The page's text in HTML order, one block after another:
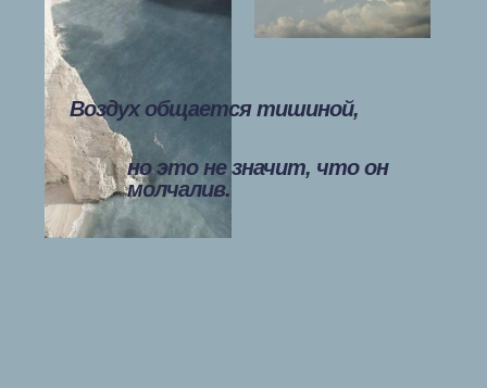
Воздух общается тишиной,
но это не значит, что он
молчалив.